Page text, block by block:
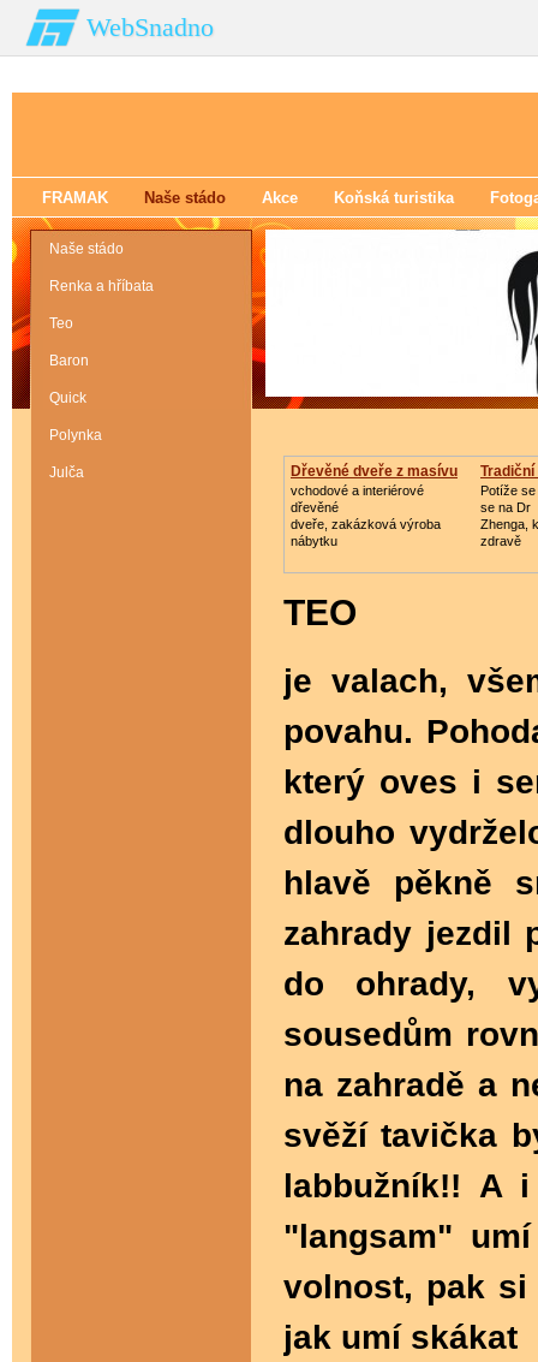
WebSnadno
FRAMAK Naše stádo Akce Koňská turistika
Naše stádo
Renka a hříbata
Teo
Baron
Quick
Polynka
Julča Dřevěné dveře z masívu
vchodové a interiérové
dřevěné
dveře, zakázková výroba
nábytku
Potíže
se na Dr
Zhenga,
zdravě
TEO
je valach,
povahu.
který oves i
dlouho
hlavě pěkně
zahrady jezdil
do ohrady,
sousedům
na zahradě a
svěží tavička
labbužník!! A
"langsam"
volnost, pak si
jak umí skákat